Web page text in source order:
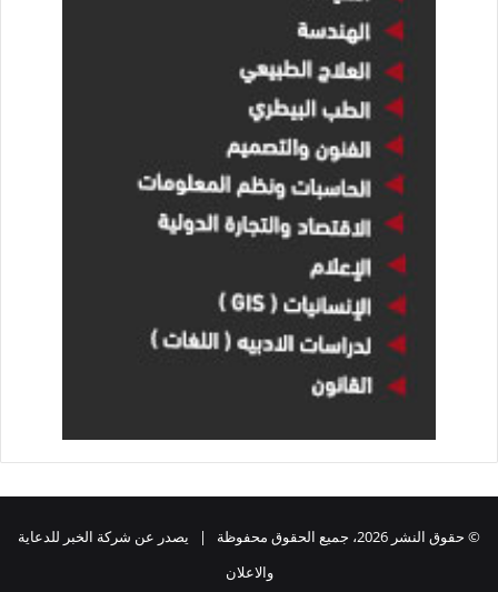
© حقوق النشر 2026، جميع الحقوق محفوظة | يصدر عن شركة الخبر للدعاية
والاعلان